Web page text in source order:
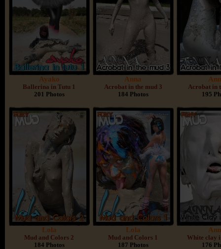
Ayako
Ballerina in Tutu 1
201 Photos
Anna
Acrobat in the mud 3
184 Photos
Acrobat in
195
Lola
Mud and Colors 2
184 Photos
Lola
Mud and Colors 1
187 Photos
White clay
176